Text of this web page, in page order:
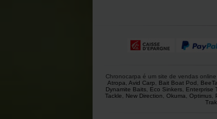
Chronocarpa é um site de vendas
Atropa Avid Carp Bait Boat Pod
Dynamite Baits, Eco Sinkers, Enterprise
Tackle
New Direction Okuma Optimus,